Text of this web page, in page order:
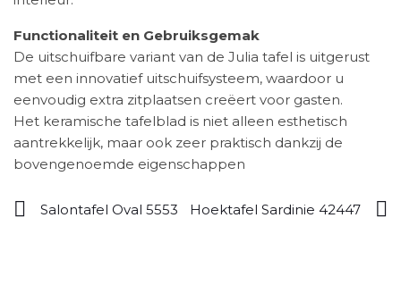
Functionaliteit en Gebruiksgemak
De uitschuifbare variant van de Julia tafel is uitgerust
met een innovatief uitschuifsysteem, waardoor u
eenvoudig extra zitplaatsen creëert voor gasten.
Het keramische tafelblad is niet alleen esthetisch
aantrekkelijk, maar ook zeer praktisch dankzij de
bovengenoemde eigenschappen
Salontafel Oval 5553 Hoektafel Sardinie 42447